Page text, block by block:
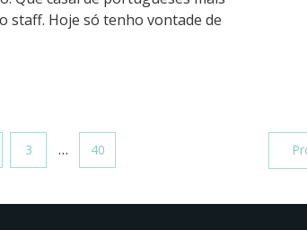
staff. Hoje só tenho vontade de
3 … 40